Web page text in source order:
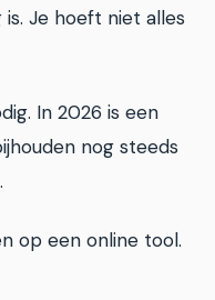
Je hoeft niet alles
In 2026 is een
nog steeds
op een online tool.